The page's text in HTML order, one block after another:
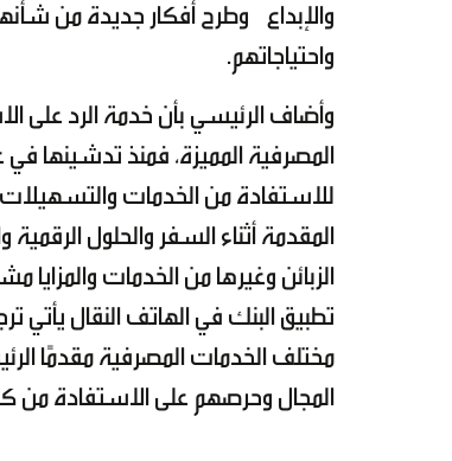
والإبداع وطرح أفكار جديدة من
واحتياجاتهم.
وأضاف الرئيسي بأن خدمة الرد على
للاستفادة من الخدمات
المقدمة أثناء السفر والحلول
الزبائن وغيرها من الخدمات
تطبيق البنك في الهاتف النقال يأتي
مختلف الخدمات المصرفية مقدمًا
المجال وحرصهم على الاستفادة من